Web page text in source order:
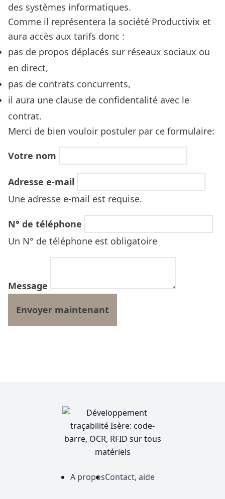
des systèmes informatiques.
Comme il représentera la société Productivix et
aura accès aux tarifs donc :
pas de propos déplacés sur réseaux sociaux ou
en direct,
pas de contrats concurrents,
il aura une clause de confidentalité avec le
contrat.
Merci de bien vouloir postuler par ce formulaire:
Votre nom
Adresse e-mail
Une adresse e-mail est requise.
N° de téléphone
Un N° de téléphone est obligatoire
Message
A proposContact, aide